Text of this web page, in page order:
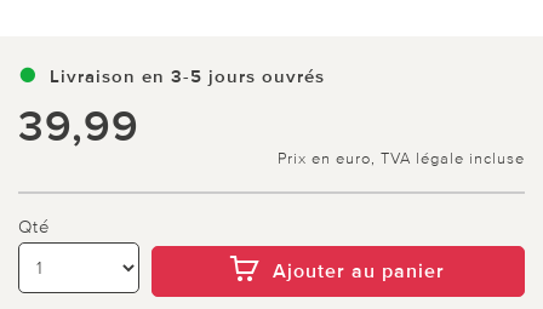
Livraison en 3-5 jours ouvrés
39,99
Prix en euro, TVA légale incluse
Qté
Ajouter au panier